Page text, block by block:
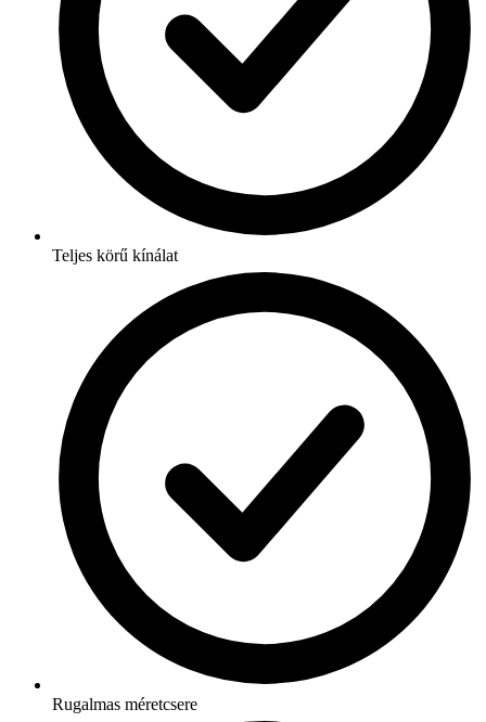
Teljes körű kínálat
Rugalmas méretcsere